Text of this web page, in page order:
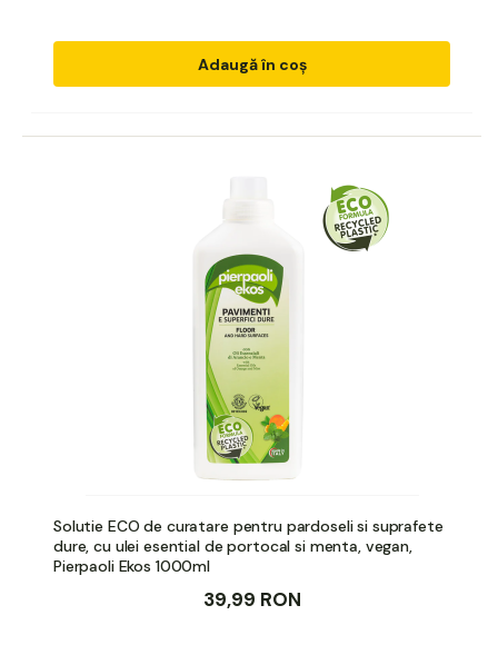
Adaugă în coș
Solutie ECO de curatare pentru pardoseli si suprafete
dure, cu ulei esential de portocal si menta, vegan,
Pierpaoli Ekos 1000ml
39,99 RON